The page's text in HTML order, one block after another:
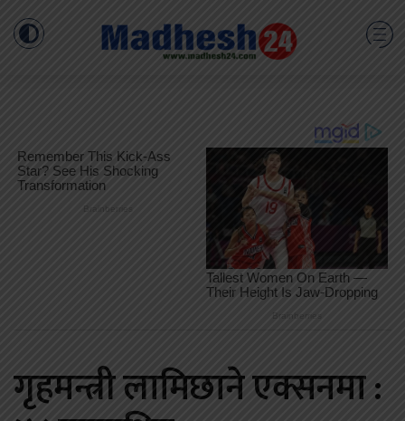
गृहमन्त्री लामिछाने एक्सनमा :